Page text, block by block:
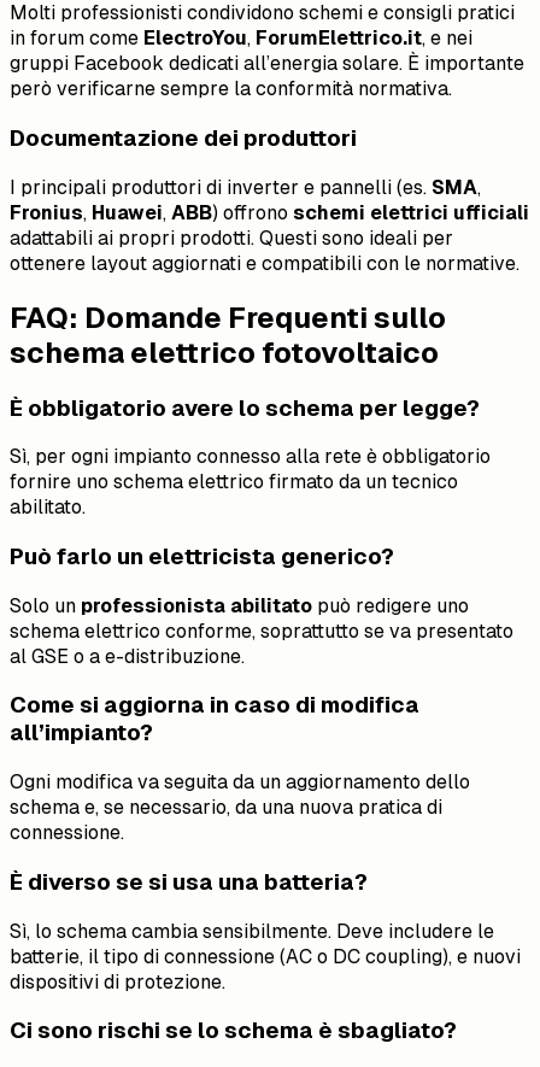
Molti professionisti condividono schemi e consigli pratici
in forum come ElectroYou, ForumElettrico.it, e nei
gruppi Facebook dedicati all’energia solare. È importante
però verificarne sempre la conformità normativa.
Documentazione dei produttori
I principali produttori di inverter e pannelli (es. SMA,
Fronius, Huawei, ABB) offrono schemi elettrici ufficiali
adattabili ai propri prodotti. Questi sono ideali per
ottenere layout aggiornati e compatibili con le normative.
FAQ: Domande Frequenti sullo
schema elettrico fotovoltaico
È obbligatorio avere lo schema per legge?
Sì, per ogni impianto connesso alla rete è obbligatorio
fornire uno schema elettrico firmato da un tecnico
abilitato.
Può farlo un elettricista generico?
Solo un professionista abilitato può redigere uno
schema elettrico conforme, soprattutto se va presentato
al GSE o a e-distribuzione.
Come si aggiorna in caso di modifica
all’impianto?
Ogni modifica va seguita da un aggiornamento dello
schema e, se necessario, da una nuova pratica di
connessione.
È diverso se si usa una batteria?
Sì, lo schema cambia sensibilmente. Deve includere le
batterie, il tipo di connessione (AC o DC coupling), e nuovi
dispositivi di protezione.
Ci sono rischi se lo schema è sbagliato?